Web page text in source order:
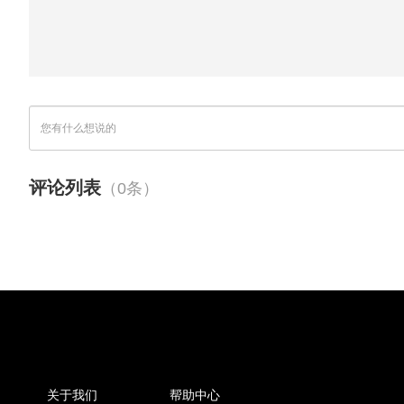
评论列表 （0条）
关于我们 帮助中心